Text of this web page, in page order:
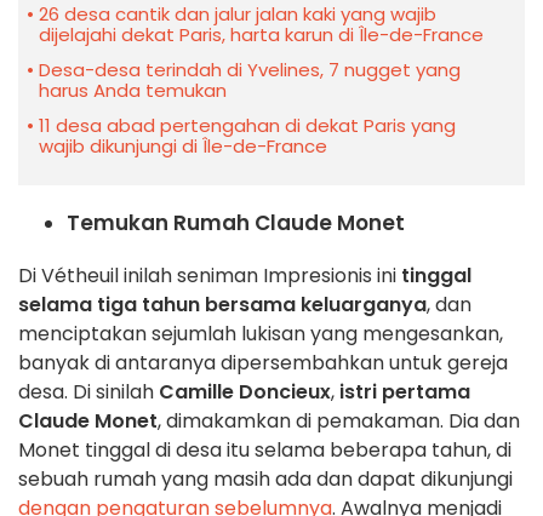
26 desa cantik dan jalur jalan kaki yang wajib
dijelajahi dekat Paris, harta karun di Île-de-France
Desa-desa terindah di Yvelines, 7 nugget yang
harus Anda temukan
11 desa abad pertengahan di dekat Paris yang
wajib dikunjungi di Île-de-France
Temukan Rumah Claude Monet
Di Vétheuil inilah seniman Impresionis ini tinggal
selama tiga tahun bersama keluarganya, dan
menciptakan sejumlah lukisan yang mengesankan,
banyak di antaranya dipersembahkan untuk gereja
desa. Di sinilah Camille Doncieux, istri pertama
Claude Monet, dimakamkan di pemakaman. Dia dan
Monet tinggal di desa itu selama beberapa tahun, di
sebuah rumah yang masih ada dan dapat dikunjungi
dengan pengaturan sebelumnya. Awalnya menjadi